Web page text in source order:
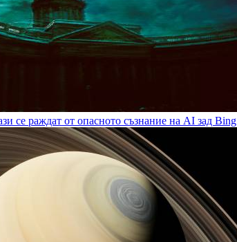
се раждат от опасното съзнание на AI зад Bing